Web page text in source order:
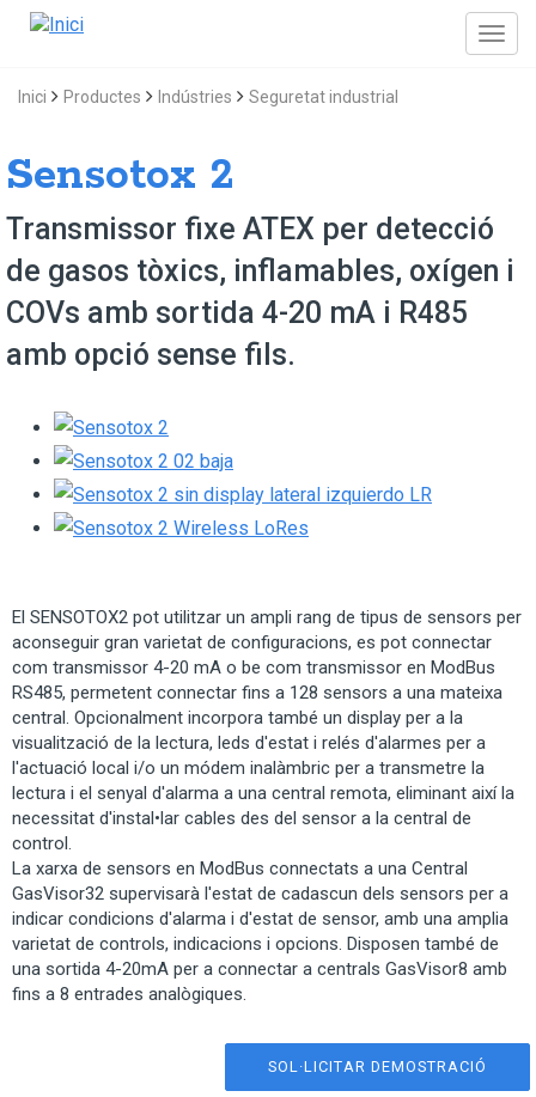
Inici Productes Indústries Seguretat industrial
Sensotox 2
Transmissor fixe ATEX per detecció
de gasos tòxics, inflamables, oxígen i
COVs amb sortida 4-20 mA i R485
amb opció sense fils.
El SENSOTOX2 pot utilitzar un ampli rang de tipus de sensors per
aconseguir gran varietat de configuracions, es pot connectar
com transmissor 4-20 mA o be com transmissor en ModBus
RS485, permetent connectar fins a 128 sensors a una mateixa
central. Opcionalment incorpora també un display per a la
visualització de la lectura, leds d'estat i relés d'alarmes per a
l'actuació local i/o un módem inalàmbric per a transmetre la
lectura i el senyal d'alarma a una central remota, eliminant així la
necessitat d'instal•lar cables des del sensor a la central de
control.
La xarxa de sensors en ModBus connectats a una Central
GasVisor32 supervisarà l'estat de cadascun dels sensors per a
indicar condicions d'alarma i d'estat de sensor, amb una amplia
varietat de controls, indicacions i opcions. Disposen també de
una sortida 4-20mA per a connectar a centrals GasVisor8 amb
fins a 8 entrades analògiques.
SOL·LICITAR DEMOSTRACIÓ